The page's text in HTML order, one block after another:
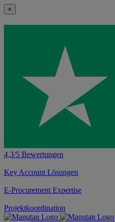
×
4,3/5 Bewertungen
Key Account Lösungen
E-Procurement Expertise
Projektkoordination